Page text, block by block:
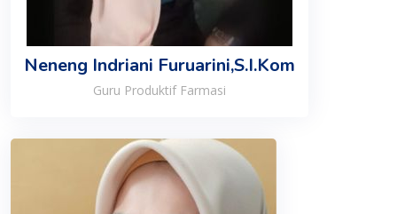
Neneng Indriani Furuarini,S.I.Kom
Guru Produktif Farmasi